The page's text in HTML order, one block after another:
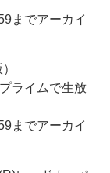
までアーカイ
ライムで生放
までアーカイ